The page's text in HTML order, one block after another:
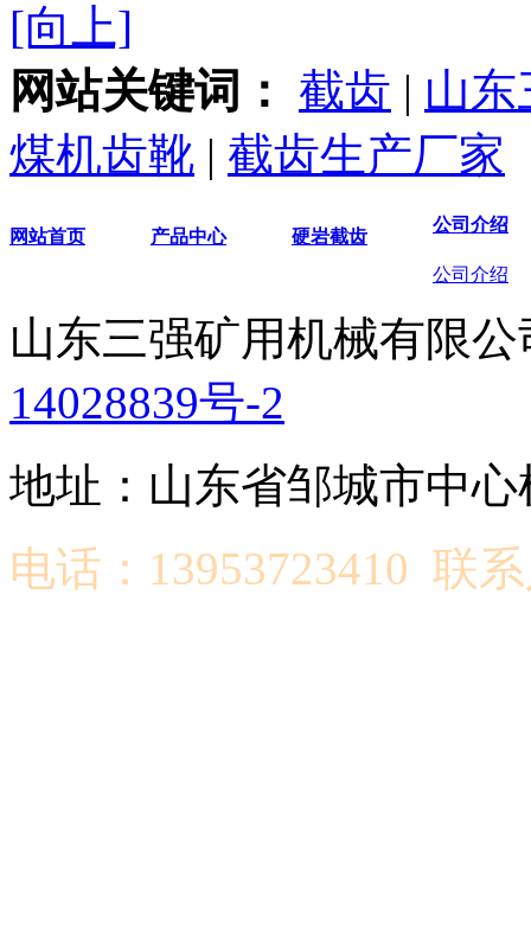
[向上]
网站关键词：
截齿 | 山东
煤机齿靴 | 截齿生产厂家
网站首页 产品中心 硬岩截齿
公司介绍
公司介绍
山东三强矿用机械有限
14028839号-2
地址：山东省邹城市中
电话：13953723410 联